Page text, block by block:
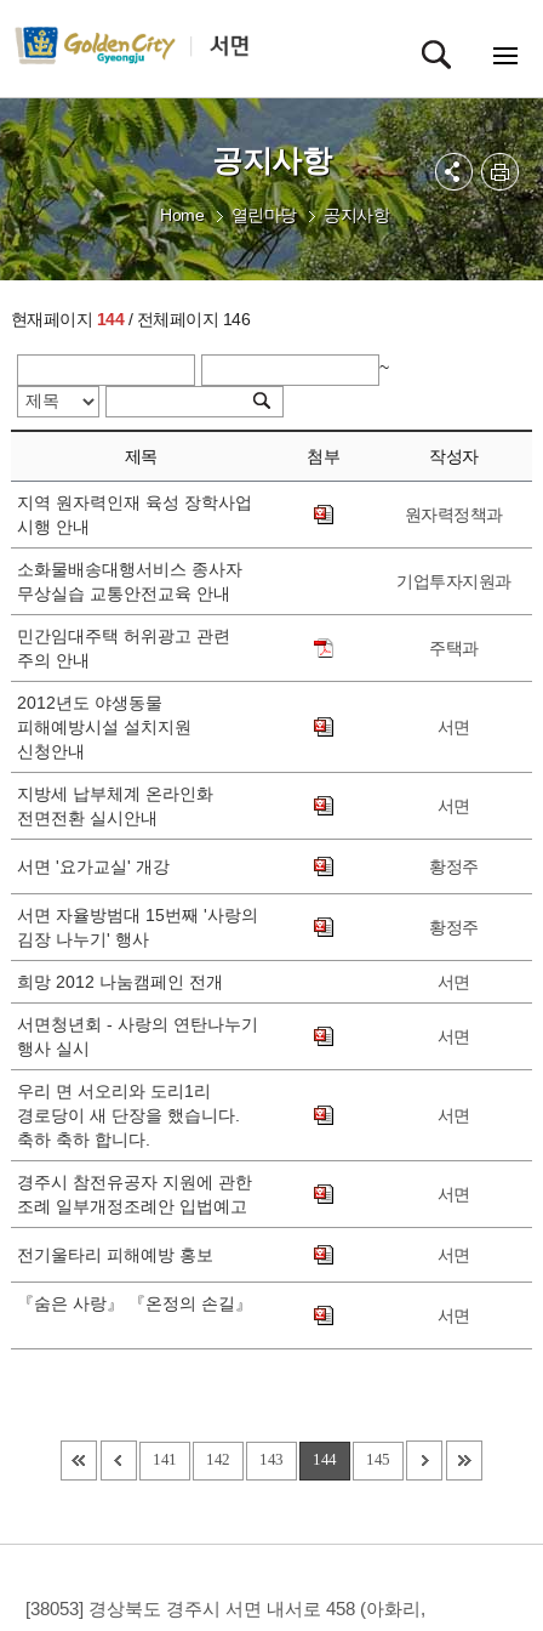
공지사항
Home 열린마당 공지사항
현재페이지 144/ 전체페이지 146
~
제목 첨부 작성자
지역 원자력인재 육성 장학사업
시행 안내
원자력정책과
소화물배송대행서비스 종사자
무상실습 교통안전교육 안내
기업투자지원과
민간임대주택 허위광고 관련
주의 안내
주택과
2012년도 야생동물
피해예방시설 설치지원
신청안내
서면
지방세 납부체계 온라인화
전면전환 실시안내
서면
서면 '요가교실' 개강 황정주
서면 자율방범대 15번째 '사랑의
김장 나누기' 행사
황정주
희망 2012 나눔캠페인 전개 서면
서면청년회 - 사랑의 연탄나누기
행사 실시
서면
우리 면 서오리와 도리1리
경로당이 새 단장을 했습니다.
축하 축하 합니다.
서면
경주시 참전유공자 지원에 관한
조례 일부개정조례안 입법예고
서면
전기울타리 피해예방 홍보 서면
『숨은 사랑』 『온정의 손길』
서면
141 142 143 144 145
[38053] 경상북도 경주시 서면 내서로 458 (아화리,